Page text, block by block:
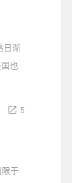
日渐
也
5
限于